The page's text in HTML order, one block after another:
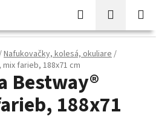
Hľadať
KOŠÍK
Nafukovačky, kolesá, okuliare/
farieb, 188x71 cm
Bestway®
188x71